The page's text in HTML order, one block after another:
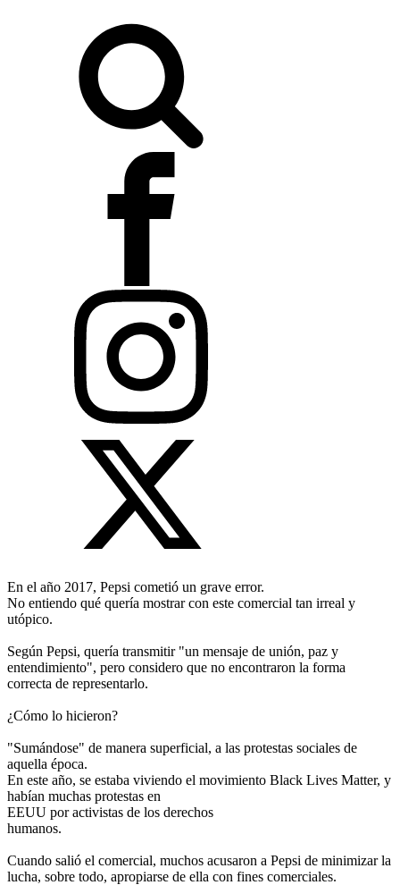
En el año 2017, Pepsi cometió un grave error.
No entiendo qué quería mostrar con este comercial tan irreal y
utópico.
Según Pepsi, quería transmitir "un mensaje de unión, paz y
entendimiento", pero considero que no encontraron la forma
correcta de representarlo.
¿Cómo lo hicieron?
"Sumándose" de manera superficial, a las protestas sociales de
aquella éроса.
En este año, se estaba viviendo el movimiento Black Lives Matter, y
habían muchas protestas en
EEUU por activistas de los derechos
humanos.
Cuando salió el comercial, muchos acusaron a Pepsi de minimizar la
lucha, sobre todo, apropiarse de ella con fines comerciales.